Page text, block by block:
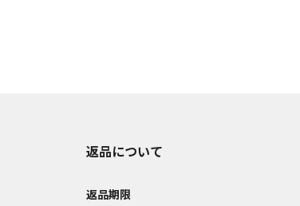
返品について
返品期限